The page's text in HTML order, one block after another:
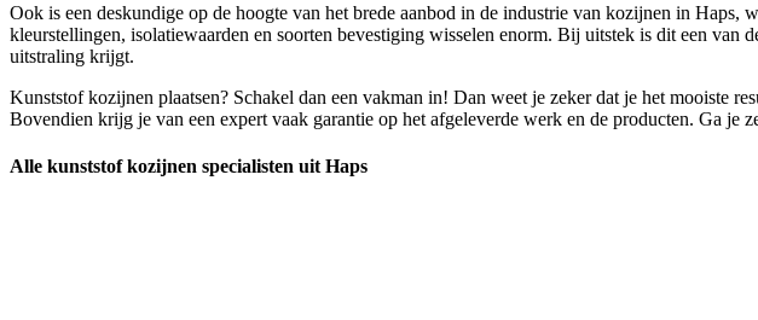
Ook is een deskundige op de hoogte van het brede aanbod in de industrie van kozijnen in
kleurstellingen, isolatiewaarden en soorten bevestiging wisselen enorm. Bij uitstek is dit een
uitstraling krijgt.
Kunststof kozijnen plaatsen? Schakel dan een vakman in! Dan weet je zeker dat je het mooiste
Bovendien krijg je van een expert vaak garantie op het afgeleverde werk en de producten. Ga je
Alle kunststof kozijnen specialisten uit Haps